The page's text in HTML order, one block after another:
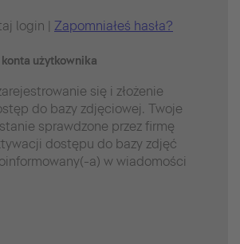
login | Zapomniałeś hasła?
użytkownika
się i złożenie
do bazy zdjęciowej. Twoje
sprawdzone przez firmę
dostępu do bazy zdjęć
a) w wiadomości